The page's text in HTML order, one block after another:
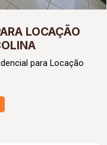
LOCAÇÃO
para Locação